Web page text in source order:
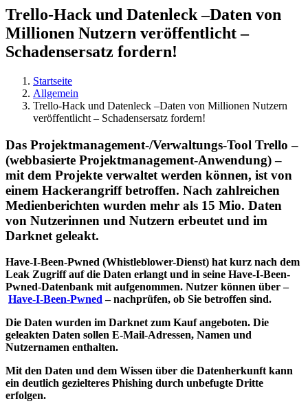
Trello-Hack und Datenleck –Daten von
Millionen Nutzern veröffentlicht –
Schadensersatz fordern!
Startseite
Allgemein
Trello-Hack und Datenleck –Daten von Millionen Nutzern
veröffentlicht – Schadensersatz fordern!
Das Projektmanagement-/Verwaltungs-Tool Trello –
(webbasierte Projektmanagement-Anwendung) –
mit dem Projekte verwaltet werden können, ist von
einem Hackerangriff betroffen. Nach zahlreichen
Medienberichten wurden mehr als 15 Mio. Daten
von Nutzerinnen und Nutzern erbeutet und im
Darknet geleakt.
Have-I-Been-Pwned (Whistleblower-Dienst) hat kurz nach dem
Leak Zugriff auf die Daten erlangt und in seine Have-I-Been-
Pwned-Datenbank mit aufgenommen. Nutzer können über –
Have-I-Been-Pwned – nachprüfen, ob Sie betroffen sind.
Die Daten wurden im Darknet zum Kauf angeboten. Die
geleakten Daten sollen E-Mail-Adressen, Namen und
Nutzernamen enthalten.
Mit den Daten und dem Wissen über die Datenherkunft kann
ein deutlich gezielteres Phishing durch unbefugte Dritte
erfolgen.